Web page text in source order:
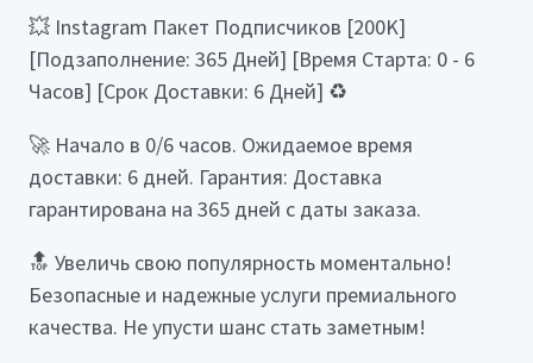
💥 Instagram Пакет Подписчиков [200K]
[Подзаполнение: 365 Дней] [Время Старта: 0 - 6
Часов] [Срок Доставки: 6 Дней] ♻️
🚀 Начало в 0/6 часов. Ожидаемое время
доставки: 6 дней. Гарантия: Доставка
гарантирована на 365 дней с даты заказа.
🔝 Увеличь свою популярность моментально!
Безопасные и надежные услуги премиального
качества. Не упусти шанс стать заметным!